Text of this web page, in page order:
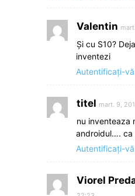
Valentin
Şi cu S10?
inventezi
Autentificați-
titel mart. 9,
nu inventeaza
androidul…. ca
Autentificați-
Viorel